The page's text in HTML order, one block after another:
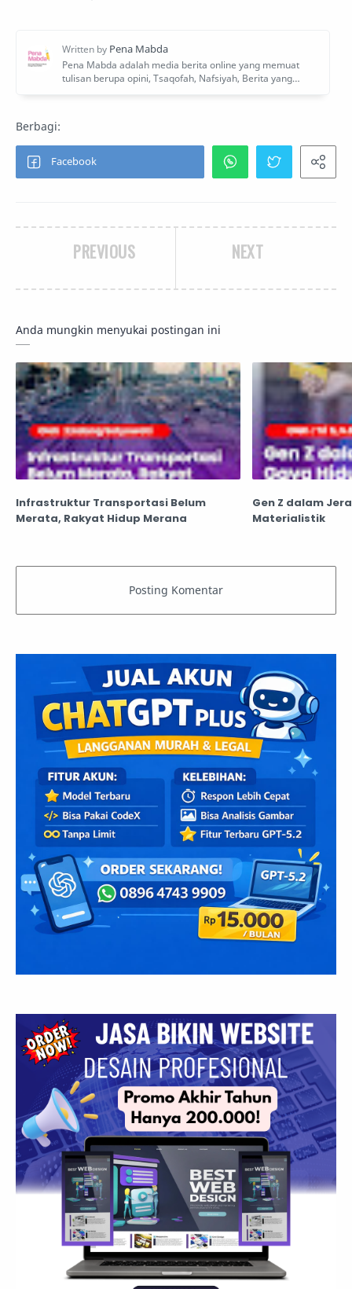
NEXT
PREVIOUS
Anda mungkin menyukai postingan ini
Infrastruktur Transportasi Belum
Merata, Rakyat Hidup Merana
Gen Z dalam
Materialistik